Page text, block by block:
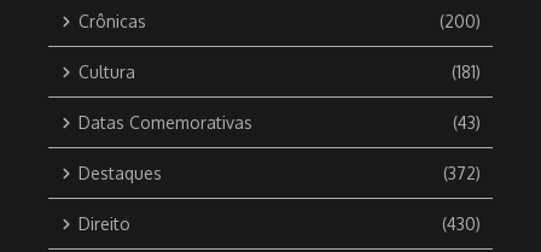
Crônicas (200)
Cultura (181)
Datas Comemorativas (43)
Destaques (372)
Direito (430)